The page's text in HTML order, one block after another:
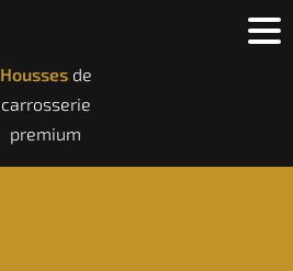
Houssesde
carrosserie
premium